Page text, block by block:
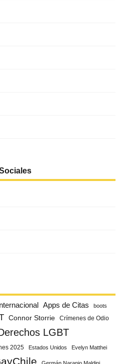
Apps de Citas boots
Connor Storrie Crímenes de Odio
LGBT
2025 Estados Unidos Evelyn Matthei